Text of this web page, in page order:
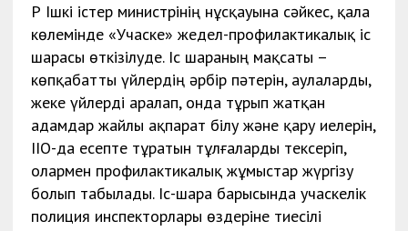
ҚР Ішкі істер министрінің нұсқауына сәйкес, қала
көлемінде «Учаске» жедел-профилактикалық іс
шарасы өткізілуде. Іс шараның мақсаты –
көпқабатты үйлердің әрбір пәтерін, аулаларды,
жеке үйлерді аралап, онда тұрып жатқан
адамдар жайлы ақпарат білу және қару иелерін,
ІІО-да есепте тұратын тұлғаларды тексеріп,
олармен профилактикалық жұмыстар жүргізу
болып табылады. Іс-шара барысында учаскелік
полиция инспекторлары өздеріне тиесілі